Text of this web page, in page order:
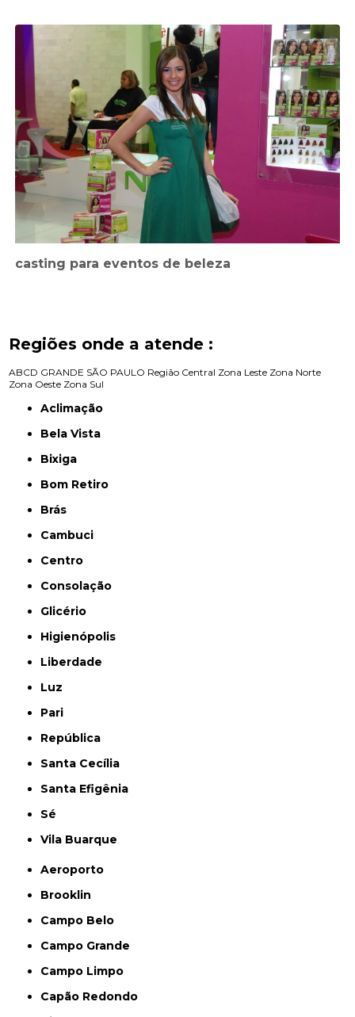
casting para eventos de beleza
Regiões onde a atende :
ABCD GRANDE SÃO PAULO Região Central Zona Leste Zona Norte
Zona Oeste Zona Sul
Aclimação
Bela Vista
Bixiga
Bom Retiro
Brás
Cambuci
Centro
Consolação
Glicério
Higienópolis
Liberdade
Luz
Pari
República
Santa Cecília
Santa Efigênia
Sé
Vila Buarque
Aeroporto
Brooklin
Campo Belo
Campo Grande
Campo Limpo
Capão Redondo